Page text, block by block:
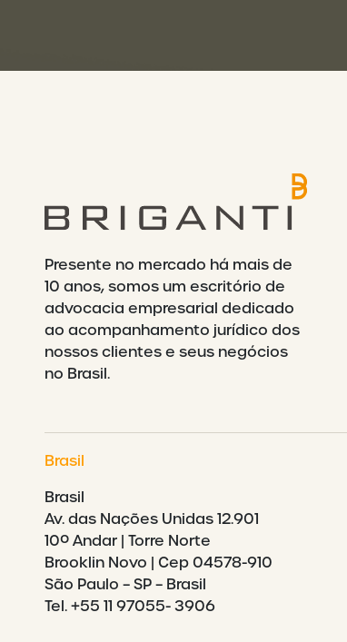
Presente no mercado há mais de
10 anos, somos um escritório de
advocacia empresarial dedicado
ao acompanhamento jurídico dos
nossos clientes e seus negócios
no Brasil.
Brasil
Brasil
Av. das Nações Unidas 12.901
10º Andar | Torre Norte
Brooklin Novo | Cep 04578-910
São Paulo – SP – Brasil
Tel. +55 11 97055- 3906